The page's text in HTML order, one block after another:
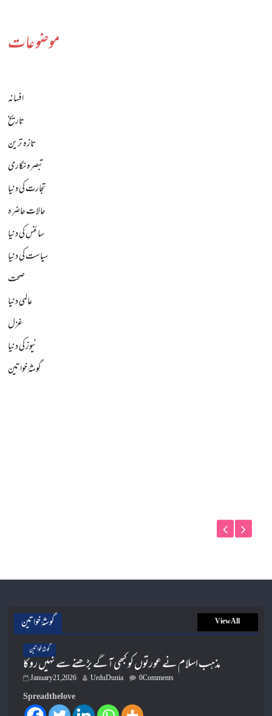
موضوعات
افسانہ
تاریخ
تازہ ترین
تبصرہ نگاری
تجارت کی دنیا
حالات حاضرہ
سائنس کی دنیا
سیاست کی دنیا
صحت
عالمی دنیا
غزل
نیوز کی دنیا
گوشۂ خواتین
گوشۂ خواتین View All
گوشۂ خواتین
مذہب اسلام نے عورتوں کو کبھی آگے بڑھنے سے نہیں روکا
January 21, 2026 UrduDunia 0 Comments
Spread the love